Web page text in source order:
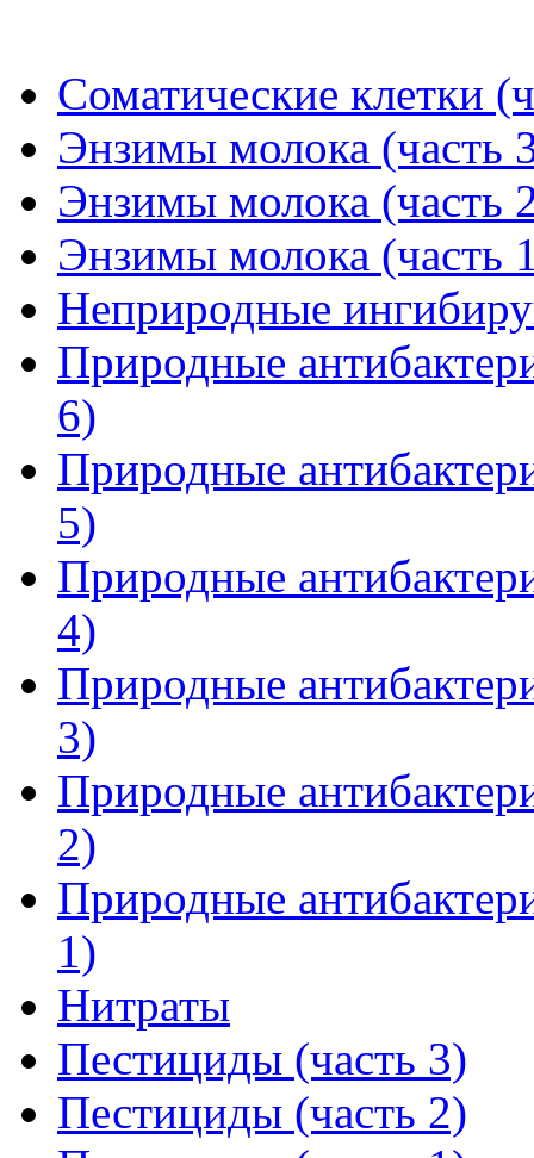
Соматические клетки
Энзимы молока (часть
Энзимы молока (часть
Энзимы молока (часть
Неприродные
Природные
6)
Природные
5)
Природные
4)
Природные
3)
Природные
2)
Природные
1)
Нитраты
Пестициды (часть 3)
Пестициды (часть 2)